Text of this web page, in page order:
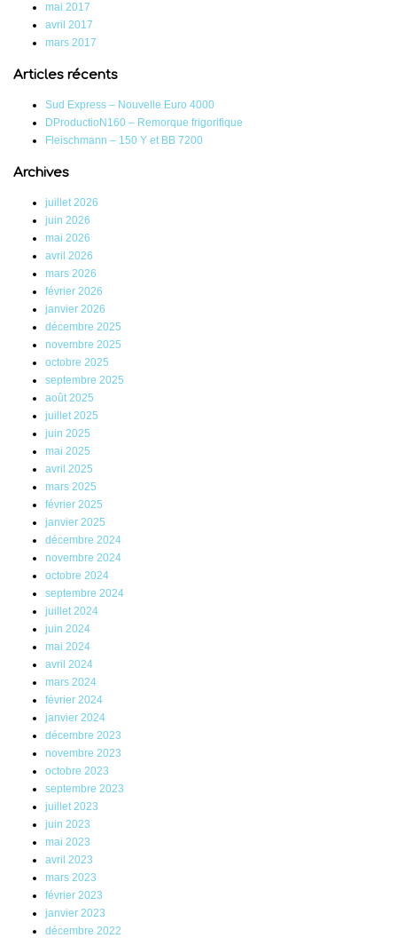
mai 2017
avril 2017
mars 2017
Articles récents
Sud Express – Nouvelle Euro 4000
DProductioN160 – Remorque frigorifique
Fleischmann – 150 Y et BB 7200
Archives
juillet 2026
juin 2026
mai 2026
avril 2026
mars 2026
février 2026
janvier 2026
décembre 2025
novembre 2025
octobre 2025
septembre 2025
août 2025
juillet 2025
juin 2025
mai 2025
avril 2025
mars 2025
février 2025
janvier 2025
décembre 2024
novembre 2024
octobre 2024
septembre 2024
juillet 2024
juin 2024
mai 2024
avril 2024
mars 2024
février 2024
janvier 2024
décembre 2023
novembre 2023
octobre 2023
septembre 2023
juillet 2023
juin 2023
mai 2023
avril 2023
mars 2023
février 2023
janvier 2023
décembre 2022